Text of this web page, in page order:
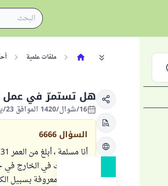
ملفات علمية
هل تستمرّ في عمل
16/شوال/1420 الموافق 23/يناير/2000
السؤال 6666
فقد تعلمت في الخارج